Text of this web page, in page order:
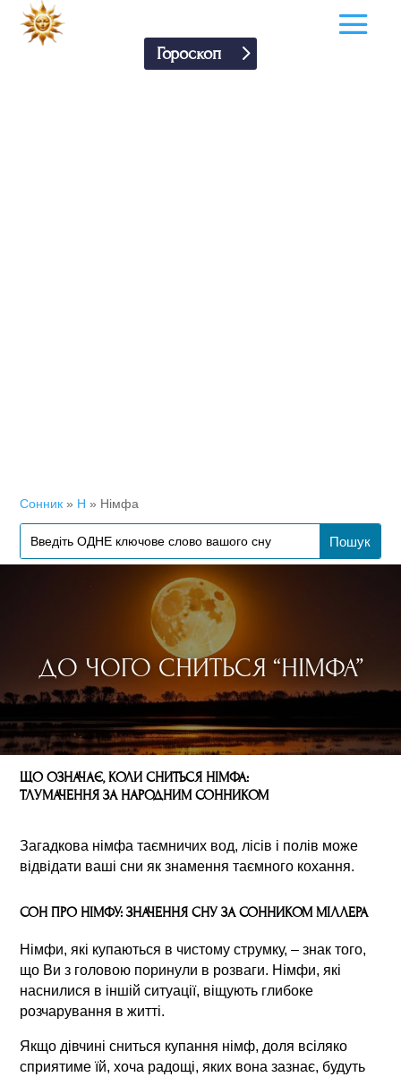
Гороскоп
Сонник » Н » Німфа
ДО ЧОГО СНИТЬСЯ “НІМФА”
ЩО ОЗНАЧАЄ, КОЛИ СНИТЬСЯ НІМФА:
ТЛУМАЧЕННЯ ЗА НАРОДНИМ СОННИКОМ
Загадкова німфа таємничих вод, лісів і полів може
відвідати ваші сни як знамення таємного кохання.
СОН ПРО НІМФУ: ЗНАЧЕННЯ СНУ ЗА СОННИКОМ МІЛЛЕРА
Німфи, які купаються в чистому струмку, – знак того,
що Ви з головою поринули в розваги. Німфи, які
наснилися в іншій ситуації, віщують глибоке
розчарування в житті.
Якщо дівчині сниться купання німф, доля всіляко
сприятиме їй, хоча радощі, яких вона зазнає, будуть